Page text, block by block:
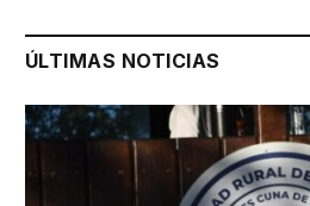
ÚLTIMAS NOTICIAS